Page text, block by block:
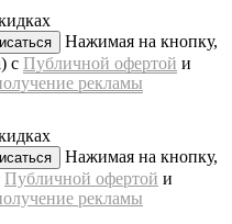
Нажимая на кнопку,
с Публичной офертой и
рекламы
Нажимая на кнопку,
Публичной офертой и
рекламы